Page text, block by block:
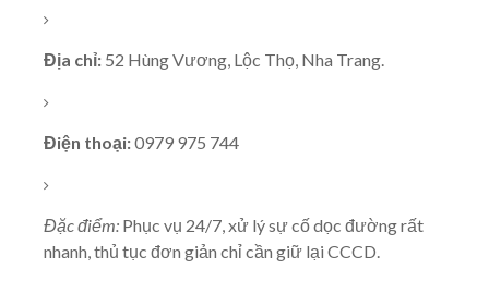
Địa chỉ: 52 Hùng Vương, Lộc Thọ, Nha Trang.
Điện thoại:0979 975 744
Đặc điểm: Phục vụ 24/7, xử lý sự cố dọc đường rất
nhanh, thủ tục đơn giản chỉ cần giữ lại CCCD.